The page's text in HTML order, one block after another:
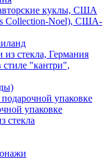
куклы, США
Collection-Noel), США-
стекла, Германия
"кантри",
упаковке
упаковке
стекла